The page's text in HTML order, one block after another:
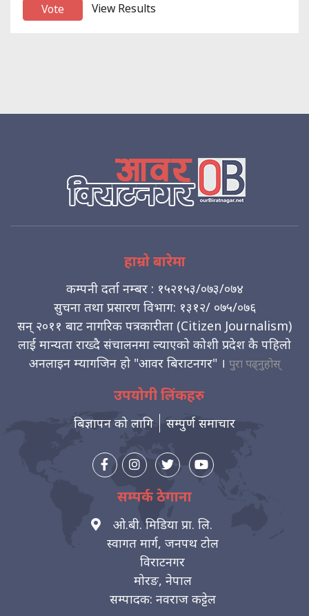
View Results
हाम्रो बारेमा
कम्पनी दर्ता नम्बर : १५२१५३/०७३/०७४
सुचना तथा प्रसारण विभाग: १३१२/ ०७५/०७६
सन् २०११ बाट नागरिक पत्रकारीता (Citizen Journalism)
लाई मान्यता राख्दै संचालनमा ल्याएको कोशी प्रदेश कै पहिलो
अनलाइन म्यागजिन हो "आवर बिराटनगर" । पुरा पढ्नुहोस्
उपयोगी लिंकहरु
बिज्ञापन को लागि सम्पुर्ण समाचार
सम्पर्क ठेगाना
ओ.बी. मिडिया प्रा. लि.
स्वागत मार्ग, जनपथ टोल
विराटनगर
मोरङ, नेपाल
सम्पादक: नवराज कट्टेल